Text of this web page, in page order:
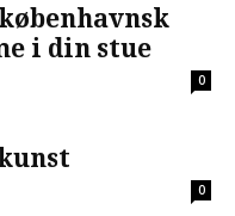
i din stue
0
0